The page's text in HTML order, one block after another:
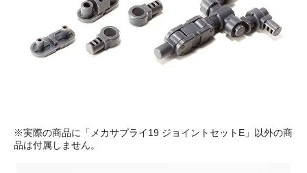
※実際の商品に「メカサプライ19 ジョイントセットE」以外の商
品は付属しません。